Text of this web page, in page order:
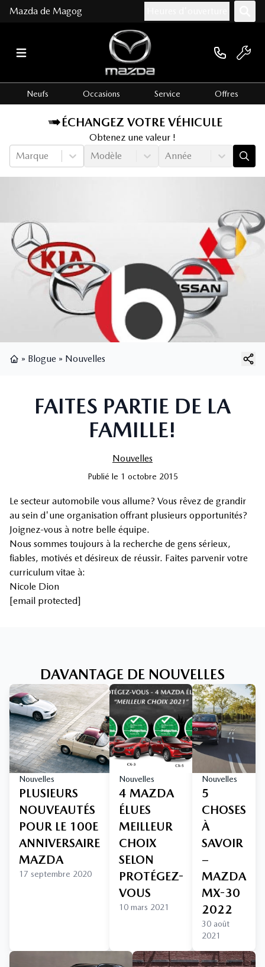
Mazda de Magog
Neufs Occasions Service Offres
ÉCHANGEZ VOTRE VÉHICULE
Obtenez une valeur !
Marque
Modèle Année
» Blogue » Nouvelles
FAITES PARTIE DE LA
FAMILLE!
Nouvelles
Publié le 1 octobre 2015
Le secteur automobile vous allume? Vous rêvez de grandir
au sein d'une organisation offrant plusieurs opportunités?
Joignez-vous à notre belle équipe.
Nous sommes toujours à la recherche de gens sérieux,
fiables, motivés et désireux de réussir. Faites parvenir votre
curriculum vitae à:
Nicole Dion
[email protected]
DAVANTAGE DE NOUVELLES
Nouvelles
PLUSIEURS
NOUVEAUTÉS
POUR LE 100E
ANNIVERSAIRE
MAZDA
17 septembre 2020
Nouvelles
4 MAZDA
ÉLUES
MEILLEUR
CHOIX
SELON
PROTÉGEZ-
VOUS
10 mars 2021
Nouvelles
5
CHOSES
À
SAVOIR
–
MAZDA
MX-30
2022
30 août
2021